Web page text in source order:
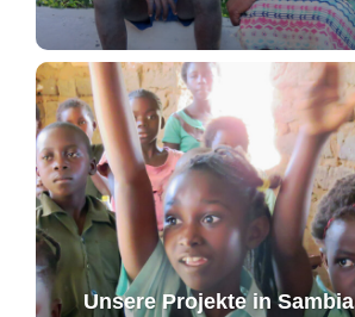
Unsere Projekte in Sambia